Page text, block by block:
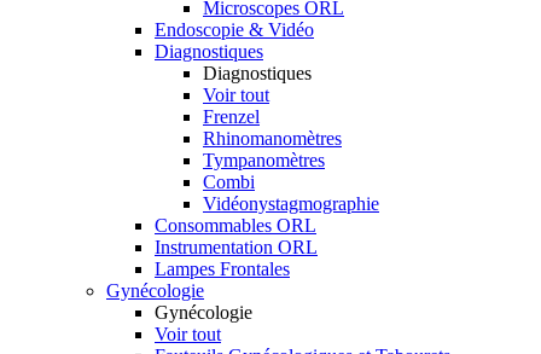
Microscopes ORL
Endoscopie & Vidéo
Diagnostiques
Diagnostiques
Voir tout
Frenzel
Rhinomanomètres
Tympanomètres
Combi
Vidéonystagmographie
Consommables ORL
Instrumentation ORL
Lampes Frontales
Gynécologie
Gynécologie
Voir tout